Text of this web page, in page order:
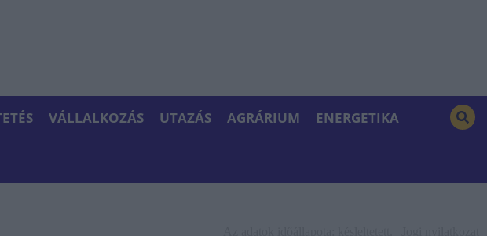
VÁLLALKOZÁS UTAZÁS AGRÁRIUM ENERGETIKA